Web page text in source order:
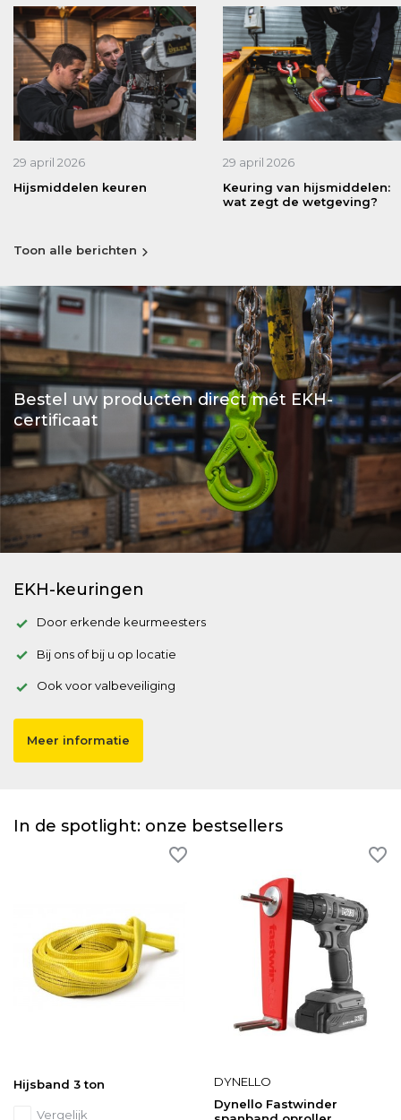
29 april 2026
Hijsmiddelen keuren
29 april 2026
Keuring van hijsmiddelen:
wat zegt de wetgeving?
Toon alle berichten
EKH-keuringen
Door erkende keurmeesters
Bij ons of bij u op locatie
Ook voor valbeveiliging
Meer informatie
Bestel uw producten direct mét EKH-
certificaat
In de spotlight: onze bestsellers
Hijsband 3 ton
Vergelijk
DYNELLO
Dynello Fastwinder